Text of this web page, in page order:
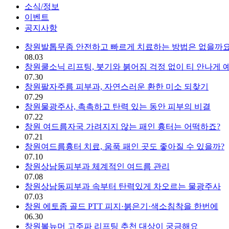
소식/정보
이벤트
공지사항
소식/정보 | 창원 피부과 디엘의
창원발톱무좀 안전하고 빠르게 치료하는 방법은 없을까
08.03
창원쿨소닉 리프팅, 붓기와 붉어짐 걱정 없이 티 안나게
07.30
창원팔자주름 피부과, 자연스러운 환한 미소 되찾기
07.29
창원물광주사, 촉촉하고 탄력 있는 동안 피부의 비결
07.22
창원 여드름자국 가려지지 않는 패인 흉터는 어떡하죠?
07.21
창원여드름흉터 치료, 움푹 패인 곳도 좋아질 수 있을까?
07.10
창원상남동피부과 체계적인 여드름 관리
07.08
창원상남동피부과 속부터 탄력있게 차오르는 물광주사
07.03
창원 에토좀 골드 PTT 피지·붉은기·색소침착을 한번에
06.30
창원볼뉴머 고주파 리프팅 추천 대상이 궁금해요